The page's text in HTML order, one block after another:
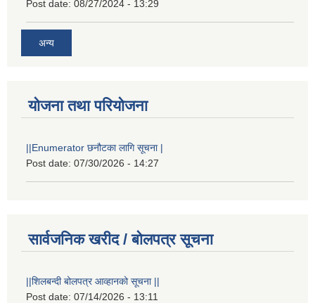
Post date: 08/27/2024 - 13:29
अन्य
योजना तथा परियोजना
||Enumerator छनौटका लागि सूचना |
Post date: 07/30/2026 - 14:27
सार्वजनिक खरीद / बोलपत्र सूचना
||शिलबन्दी बोलपत्र आव्हानको सूचना ||
Post date: 07/14/2026 - 13:11